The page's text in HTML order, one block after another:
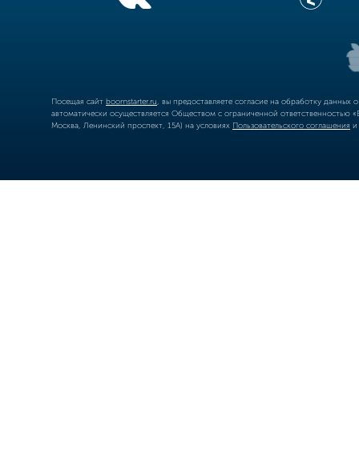
Посещая сайт boomstarter.ru , вы предоставляете согласие на обработку
автоматически осуществляется Обществом с ограниченной
Москва, Ленинский проспект, 15А) на условиях Пользовательского соглашения и